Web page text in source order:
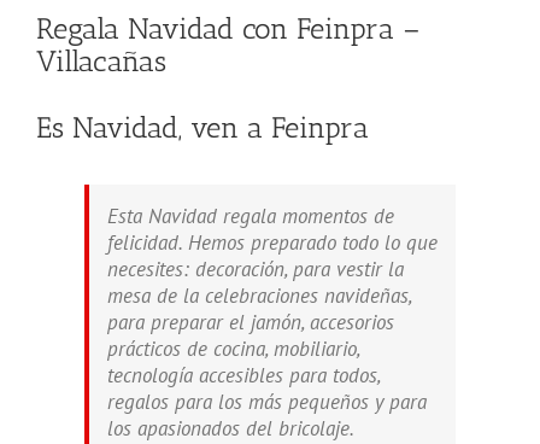
más
grande
Regala Navidad con Feinpra –
Villacañas
Es Navidad, ven a Feinpra
Esta Navidad regala momentos de
felicidad. Hemos preparado todo lo que
necesites: decoración, para vestir la
mesa de la celebraciones navideñas,
para preparar el jamón, accesorios
prácticos de cocina, mobiliario,
tecnología accesibles para todos,
regalos para los más pequeños y para
los apasionados del bricolaje.